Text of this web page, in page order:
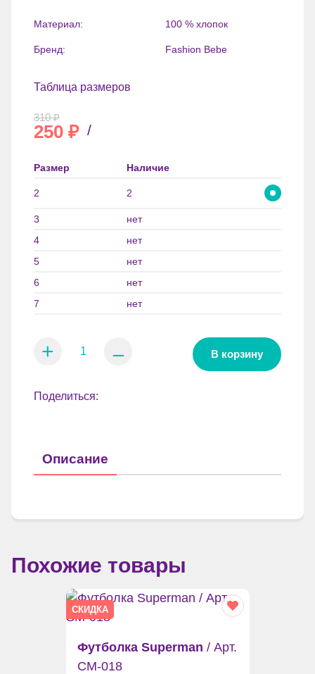
Материал: 100 % хлопок
Бренд: Fashion Bebe
Таблица размеров
310₽
250 ₽ /
Размер Наличие
2 2
3
нет
4
нет
5
нет
6
нет
7
нет
+ ⚊ В корзину
Поделиться:
Описание
Похожие товары
СКИДКА
Футболка Superman / Арт.
CM-018